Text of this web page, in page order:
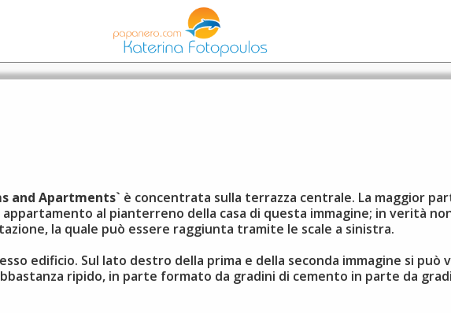
and Apartments` è concentrata sulla terrazza centrale. La maggior
al pianterreno della casa di questa immagine; in verità
la quale può essere raggiunta tramite le scale a sinistra.
edificio. Sul lato destro della prima e della seconda immagine si può
ripido, in parte formato da gradini di cemento in parte da